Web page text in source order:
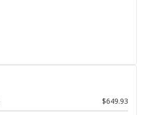
$649.93